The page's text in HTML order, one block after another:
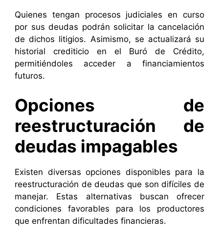
Quienes tengan procesos judiciales en curso
por sus deudas podrán solicitar la cancelación
de dichos litigios. Asimismo, se actualizará su
historial crediticio en el Buró de Crédito,
permitiéndoles acceder a financiamientos
futuros.
Opciones de
reestructuración de
deudas impagables
Existen diversas opciones disponibles para la
reestructuración de deudas que son difíciles de
manejar. Estas alternativas buscan ofrecer
condiciones favorables para los productores
que enfrentan dificultades financieras.